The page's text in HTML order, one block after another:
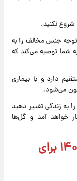
شروع نکنید.
توجه جنس مخالف را به
شما توصیه می‌کند که
دارد و با بیماری
می‌شود.
به زندگی تغییر دهید
خواهد آمد و گل‌ها
فال روزانه در روز ۲۱ خرداد ۱۴۰۵ برای